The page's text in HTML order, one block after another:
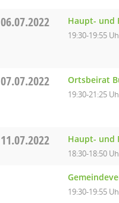
06.07.2022 Haupt- und
19:30-19:55
07.07.2022 Ortsbeirat
19:30-21:25
11.07.2022 Haupt- und
18:30-18:50
19:30-19:55